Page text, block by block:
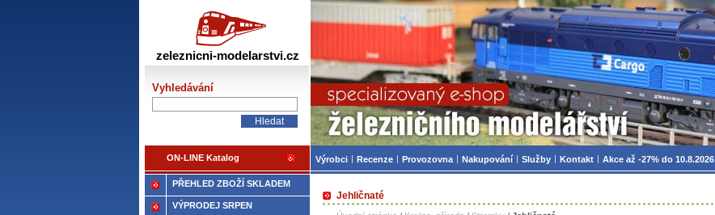
Jehličnaté
PŘEHLED ZBOŽÍ SKLADEM
VÝPRODEJ SRPEN
zeleznicni-modelarstvi.cz
Vyhledávání
ON-LINE Katalog
Železniční modelářství, modely, TT, H0, mašinky
Výrobci Recenze Provozovna Nakupování Služby Kontakt Akce až -27% do 10.8.2026